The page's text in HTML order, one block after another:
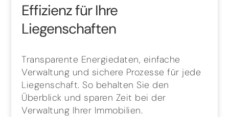
Effizienz für Ihre
Liegenschaften
Transparente Energiedaten, einfache
Verwaltung und sichere Prozesse für jede
Liegenschaft. So behalten Sie den
Überblick und sparen Zeit bei der
Verwaltung Ihrer Immobilien.